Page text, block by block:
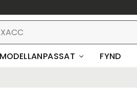
MODELLANPASSAT FYND